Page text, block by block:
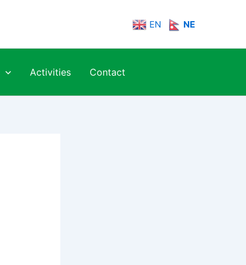
EN NE
Activities Contact